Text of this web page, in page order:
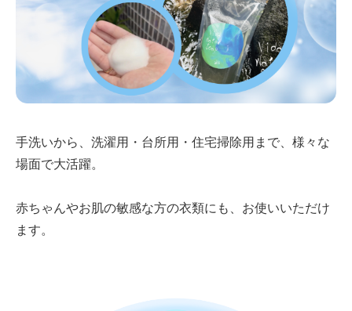
手洗いから、洗濯用・台所用・住宅掃除用まで、様々な
場面で大活躍。
赤ちゃんやお肌の敏感な方の衣類にも、お使いいただけ
ます。